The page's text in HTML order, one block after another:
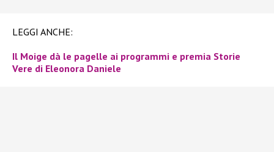
LEGGI ANCHE:
Il Moige dà le pagelle ai programmi e premia Storie
Vere di Eleonora Daniele